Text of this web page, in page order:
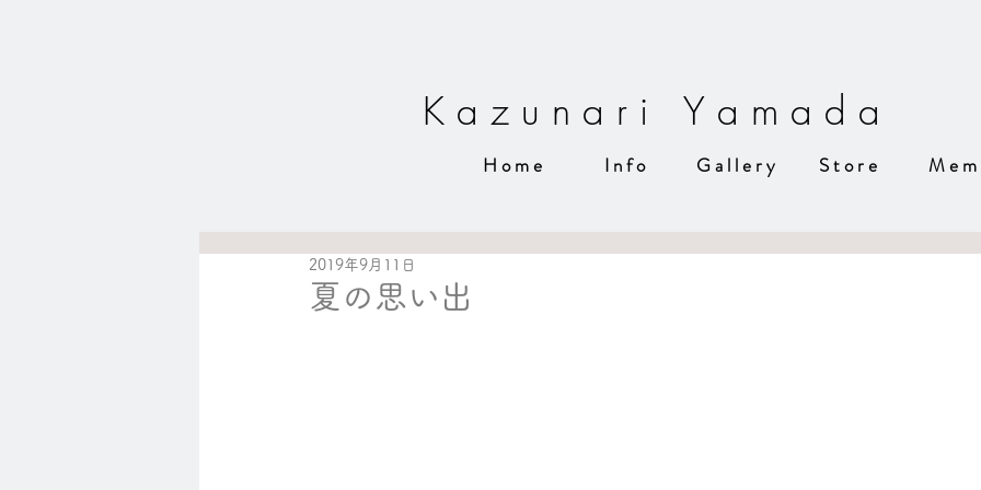
K a z u n a r i Y a m a d a
H o m e I n f o G a l l e r y S t o r e M e m
夏の思い出
2019年9月11日